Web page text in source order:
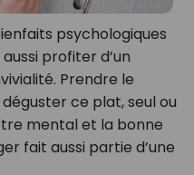
psychologiques
profiter d’un
Prendre le
ce plat, seul ou
mental et la bonne
fait aussi partie d’une